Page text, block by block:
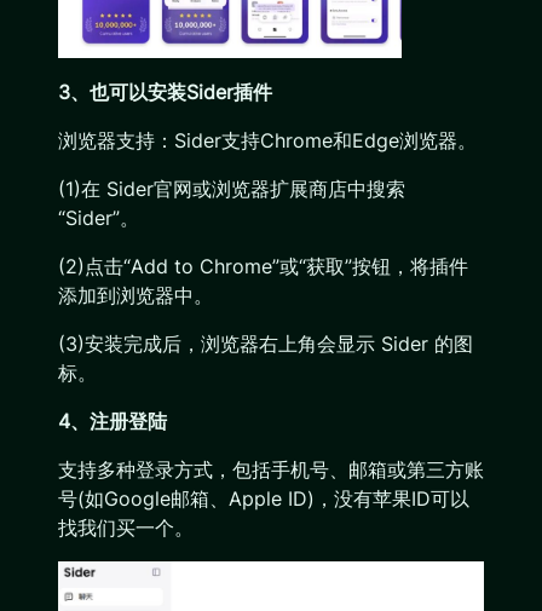
3、也可以安装Sider插件
浏览器支持：Sider支持Chrome和Edge浏览器。
(1)在 Sider官网或浏览器扩展商店中搜索
“Sider”。
(2)点击“Add to Chrome”或“获取”按钮，将插件
添加到浏览器中。
(3)安装完成后，浏览器右上角会显示 Sider 的图
标。
4、注册登陆
支持多种登录方式，包括手机号、邮箱或第三方账
号(如Google邮箱、Apple ID)，没有苹果ID可以
找我们买一个。